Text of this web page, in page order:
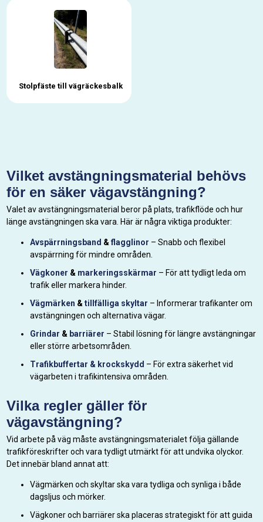
Stolpfäste till vägräckesbalk
Vilket avstängningsmaterial behövs
för en säker vägavstängning?
Valet av avstängningsmaterial beror på plats, trafikflöde och hur
länge avstängningen ska vara. Här är några viktiga produkter:
Avspärrningsband &flagglinor – Snabb och flexibel
avspärrning för mindre områden.
Vägkoner & markeringsskärmar – För att tydligt leda om
trafik eller markera hinder.
Vägmärken &tillfälliga skyltar – Informerar trafikanter om
avstängningen och alternativa vägar.
Grindar & barriärer – Stabil lösning för längre avstängningar
eller större arbetsområden.
Trafikbuffertar & krockskydd – För extra säkerhet vid
vägarbeten i trafikintensiva områden.
Vilka regler gäller för
vägavstängning?
Vid arbete på väg måste avstängningsmaterialet följa gällande
trafikföreskrifter och vara tydligt utmärkt för att undvika olyckor.
Det innebär bland annat att:
Vägmärken och skyltar ska vara tydliga och synliga i både
dagsljus och mörker.
Vägkoner och barriärer ska placeras strategiskt för att guida